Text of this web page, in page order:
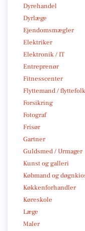
Dyrehandel
Dyrlæge
Ejendomsmægler
Elektriker
Elektronik / IT
Entreprenør
Fitnesscenter
Flyttemand / flyttefolk
Forsikring
Fotograf
Frisør
Gartner
Guldsmed / Urmager
Kunst og galleri
Købmand og
Køkkenforhandler
Køreskole
Læge
Maler